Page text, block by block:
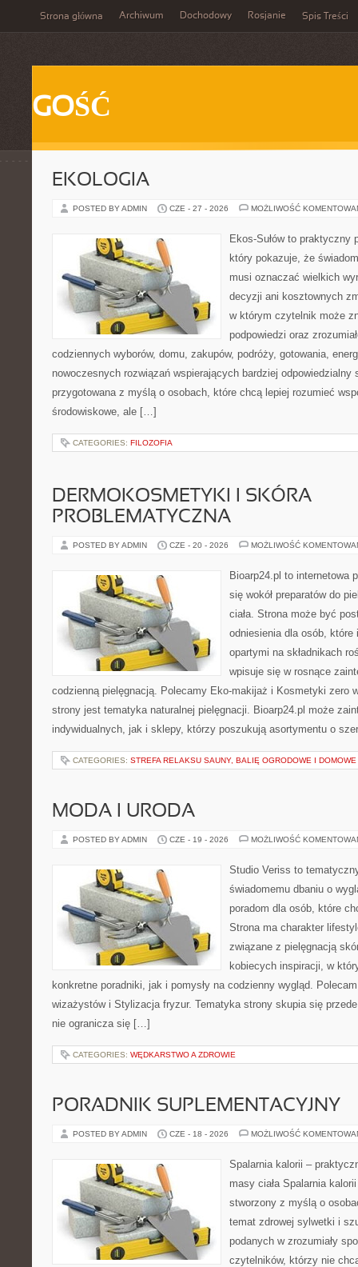
Strona główna Archiwum Dochodowy Rosjanie Spis Treści
GOŚĆ
EKOLOGIA
POSTED BY ADMIN CZE - 27 - 2026 MOŻLIWOŚĆ
Ekos-Sułów to praktyczny
który pokazuje, że
musi oznaczać wielkich
decyzji ani kosztownych
w którym czytelnik może
podpowiedzi oraz
codziennych wyborów, domu, zakupów, podróży, gotowania,
nowoczesnych rozwiązań wspierających bardziej odpowiedzialny
przygotowana z myślą o osobach, które chcą lepiej rozumieć
środowiskowe, ale […]
CATEGORIES: FILOZOFIA
DERMOKOSMETYKI I SKÓRA
PROBLEMATYCZNA
POSTED BY ADMIN CZE - 20 - 2026 MOŻLIWOŚĆ
Bioarp24.pl to internetowa
się wokół preparatów do
ciała. Strona może być
odniesienia dla osób,
opartymi na składnikach
wpisuje się w rosnące
codzienną pielęgnacją. Polecamy Eko-makijaż i Kosmetyki zero
strony jest tematyka naturalnej pielęgnacji. Bioarp24.pl może
indywidualnych, jak i sklepy, którzy poszukują asortymentu o
CATEGORIES: STREFA RELAKSU SAUNY, BALIĘ OGRODOWE I DOMOWE
MODA I URODA
POSTED BY ADMIN CZE - 19 - 2026 MOŻLIWOŚĆ
Studio Veriss to
świadomemu dbaniu o
poradom dla osób, które
Strona ma charakter
związane z pielęgnacją
kobiecych inspiracji, w
konkretne poradniki, jak i pomysły na codzienny wygląd.
wizażystów i Stylizacja fryzur. Tematyka strony skupia się
nie ogranicza się […]
CATEGORIES: WĘDKARSTWO A ZDROWIE
PORADNIK SUPLEMENTACYJNY
POSTED BY ADMIN CZE - 18 - 2026 MOŻLIWOŚĆ
Spalarnia kalorii –
masy ciała Spalarnia
stworzony z myślą o
temat zdrowej sylwetki i
podanych w zrozumiały
czytelników, którzy nie